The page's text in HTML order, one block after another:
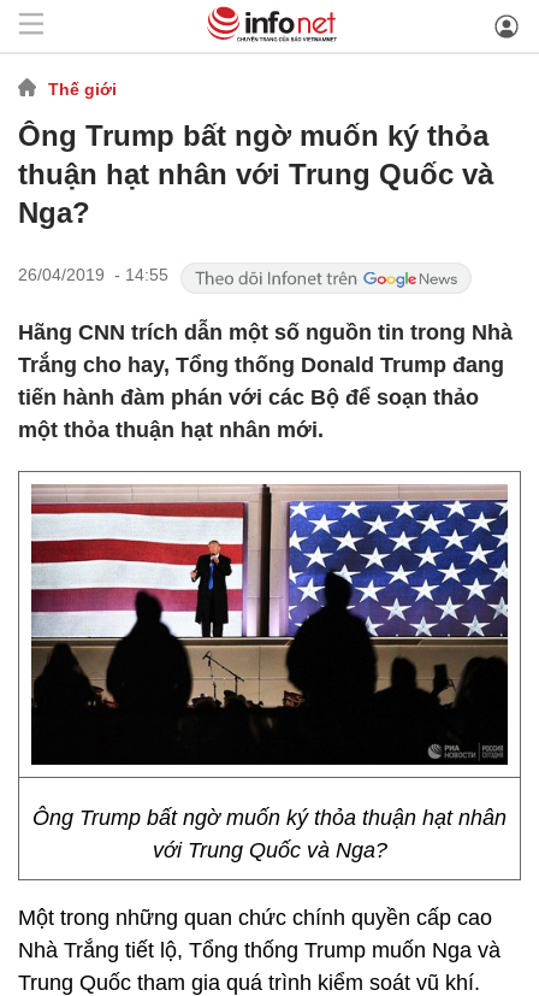
Thế giới
Ông Trump bất ngờ muốn ký thỏa
thuận hạt nhân với Trung Quốc và
Nga?
26/04/2019 - 14:55
Hãng CNN trích dẫn một số nguồn tin trong Nhà
Trắng cho hay, Tổng thống Donald Trump đang
tiến hành đàm phán với các Bộ để soạn thảo
một thỏa thuận hạt nhân mới.
Ông Trump bất ngờ muốn ký thỏa thuận hạt nhân
với Trung Quốc và Nga?
Một trong những quan chức chính quyền cấp cao
Nhà Trắng tiết lộ, Tổng thống Trump muốn Nga và
Trung Quốc tham gia quá trình kiểm soát vũ khí.